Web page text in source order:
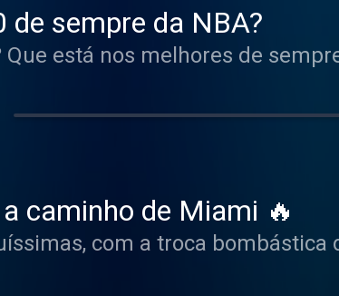
de sempre da NBA?
está nos melhores de
caminho de Miami 🔥
com a troca bombástica